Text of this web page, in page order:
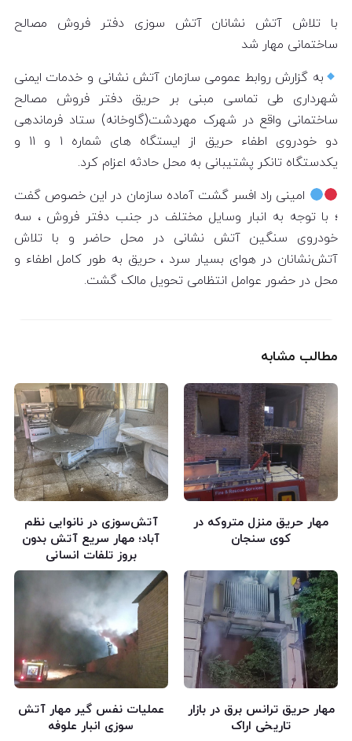
با تلاش آتش نشانان آتش سوزی دفتر فروش مصالح
ساختمانی مهار شد
به گزارش روابط عمومی سازمان آتش نشانی و خدمات ایمنی
شهرداری طی تماسی مبنی بر حریق دفتر فروش مصالح
ساختمانی واقع در شهرک مهردشت(گاوخانه) ستاد فرماندهی
دو خودروی اطفاء حریق از ایستگاه های شماره ۱ و ۱۱ و
یکدستگاه تانکر پشتیبانی به محل حادثه اعزام کرد.
امینی راد افسر گشت آماده سازمان در این خصوص گفت
؛ با توجه به انبار وسایل مختلف در جنب دفتر فروش ، سه
خودروی سنگین آتش نشانی در محل حاضر و با تلاش
آتش‌نشانان در هوای بسیار سرد ، حریق به طور کامل اطفاء و
محل در حضور عوامل انتظامی تحویل مالک گشت.
مطالب مشابه
مهار حریق منزل متروکه در
کوی سنجان
آتش‌سوزی در نانوایی نظم
آباد؛ مهار سریع آتش بدون
بروز تلفات انسانی
مهار حریق ترانس برق در بازار
تاریخی اراک
عملیات نفس گیر مهار آتش
سوزی انبار علوفه